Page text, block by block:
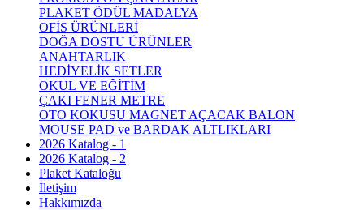
PLAKET ÖDÜL MADALYA
OFİS ÜRÜNLERİ
DOĞA DOSTU ÜRÜNLER
ANAHTARLIK
HEDİYELİK SETLER
OKUL VE EĞİTİM
ÇAKI FENER METRE
OTO KOKUSU MAGNET AÇACAK BALON
MOUSE PAD ve BARDAK ALTLIKLARI
2026 Katalog - 1
2026 Katalog - 2
Plaket Kataloğu
İletişim
Hakkımızda